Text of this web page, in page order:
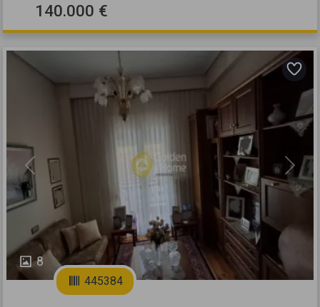
140.000 €
8
Previous Next
445384